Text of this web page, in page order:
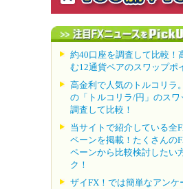
約40口座を調査して比較！
む12通貨ペアのスワップポ
高金利で人気のトルコリラ
の「トルコリラ/円」のスワ
調査して比較！
当サイトで紹介している全
ペーンを掲載！たくさんの
ペーンから比較検討したい
ク！
ザイFX！では簡単なアンケ